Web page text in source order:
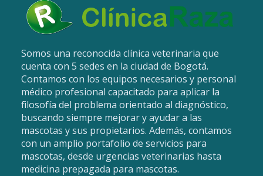
Somos una reconocida clínica veterinaria que
cuenta con 5 sedes en la ciudad de Bogotá.
Contamos con los equipos necesarios y personal
médico profesional capacitado para aplicar la
filosofía del problema orientado al diagnóstico,
buscando siempre mejorar y ayudar a las
mascotas y sus propietarios. Además, contamos
con un amplio portafolio de servicios para
mascotas, desde urgencias veterinarias hasta
medicina prepagada para mascotas.